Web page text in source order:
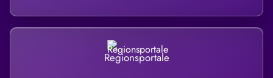
Regionsportale